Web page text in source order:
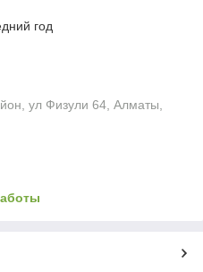
год
ул Физули 64, Алматы,